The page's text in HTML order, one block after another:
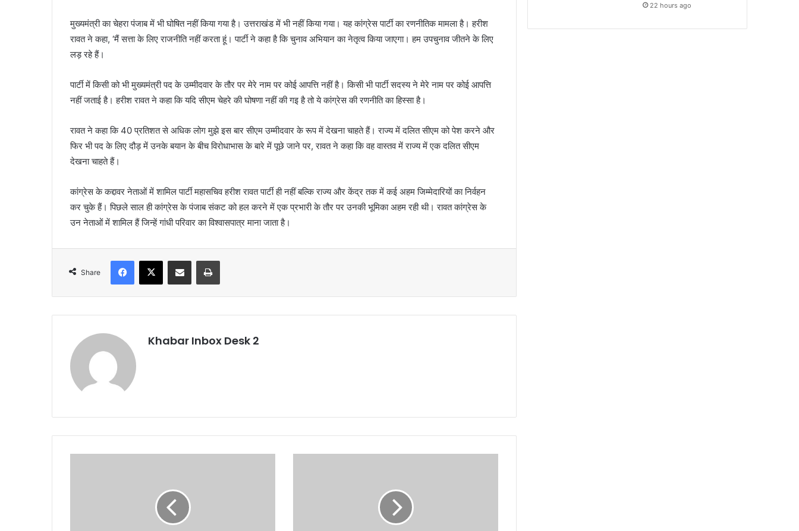
मुख्यमंत्री का चेहरा पंजाब में भी घोषित नहीं किया गया है। उत्तराखंड में भी नहीं किया गया। यह कांग्रेस पार्टी का रणनीतिक मामला है। हरीश
रावत ने कहा, ‘मैं सत्ता के लिए राजनीति नहीं करता हूं। पार्टी ने कहा है कि चुनाव अभियान का नेतृत्व किया जाएगा। हम उपचुनाव जीतने के लिए
लड़ रहे हैं।
पार्टी में किसी को भी मुख्यमंत्री पद के उम्मीदवार के तौर पर मेरे नाम पर कोई आपत्ति नहीं है। किसी भी पार्टी सदस्य ने मेरे नाम पर कोई आपत्ति
नहीं जताई है। हरीश रावत ने कहा कि यदि सीएम चेहरे की घोषणा नहीं की गइ है तो ये कांग्रेस की रणनीति का हिस्सा है।
रावत ने कहा कि 40 प्रतिशत से अधिक लोग मुझे इस बार सीएम उम्मीदवार के रूप में देखना चाहते हैं। राज्य में दलित सीएम को पेश करने और
फिर भी पद के लिए दौड़ में उनके बयान के बीच विरोधाभास के बारे में पूछे जाने पर, रावत ने कहा कि वह वास्तव में राज्य में एक दलित सीएम
देखना चाहते हैं।
कांग्रेस के कद्दावर नेताओं में शामिल पार्टी महासचिव हरीश रावत पार्टी ही नहीं बल्कि राज्य और केंद्र तक में कई अहम जिम्मेदारियों का निर्वहन
कर चुके हैं। पिछले साल ही कांग्रेस के पंजाब संकट को हल करने में एक प्रभारी के तौर पर उनकी भूमिका अहम रही थी। रावत कांग्रेस के
उन नेताओं में शामिल हैं जिन्हें गांधी परिवार का विश्वासपात्र माना जाता है।
Share
Facebook
X Share via Email Print
Khabar Inbox Desk 2
22 hours ago